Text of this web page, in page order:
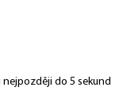
do 5 sekund